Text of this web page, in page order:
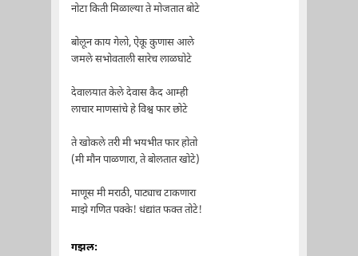
नोटा किती मिळाल्या ते मोजतात बोटे
बोलून काय गेलो, ऐकू कुणास आले
जमले सभोवताली सारेच लाळघोटे
देवालयात केले देवास कैद आम्ही
लाचार माणसांचे हे विश्व फार छोटे
ते खोकले तरी मी भयभीत फार होतो
(मी मौन पाळणारा, ते बोलतात खोटे)
माणूस मी मराठी, पाट्याच टाकणारा
माझे गणित पक्के! धंद्यांत फक्त तोटे!
गझल: